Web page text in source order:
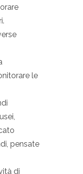
le
pensate
di